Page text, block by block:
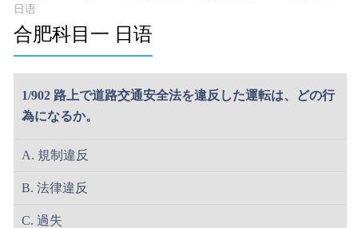
日语
合肥科目一 日语
1/902 路上で道路交通安全法を違反した運転は、どの行
為になるか。
A. 規制違反
B. 法律違反
C. 過失